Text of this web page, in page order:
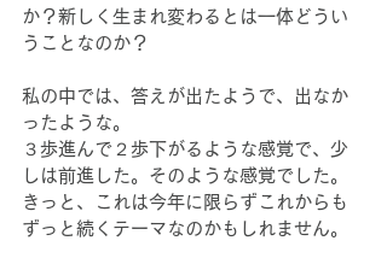
か？新しく生まれ変わるとは一体どうい
うことなのか？
私の中では、答えが出たようで、出なか
ったような。
３歩進んで２歩下がるような感覚で、少
しは前進した。そのような感覚でした。
きっと、これは今年に限らずこれからも
ずっと続くテーマなのかもしれません。